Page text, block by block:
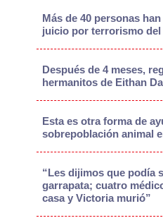
Más de 40 personas
juicio por terrorismo del
Después de 4 meses,
hermanitos de Eithan
Esta es otra forma de
sobrepoblación animal
“Les dijimos que podía
garrapata; cuatro
casa y Victoria murió”